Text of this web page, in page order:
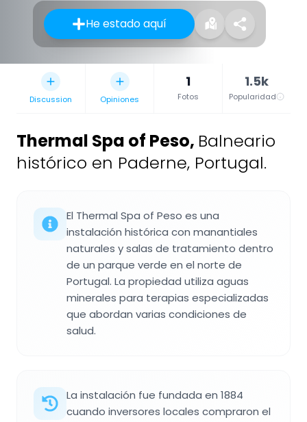
He estado aquí
Discussion Opiniones
1
Fotos
1.5k
Popularidad
Thermal Spa of Peso, Balneario
histórico en Paderne, Portugal.
El Thermal Spa of Peso es una
instalación histórica con manantiales
naturales y salas de tratamiento dentro
de un parque verde en el norte de
Portugal. La propiedad utiliza aguas
minerales para terapias especializadas
que abordan varias condiciones de
salud.
La instalación fue fundada en 1884
cuando inversores locales compraron el